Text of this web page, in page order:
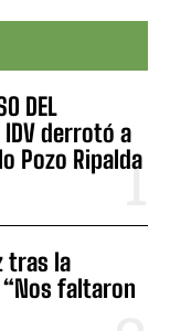
DEL
IDV derrotó a
Pozo Ripalda
tras la
faltaron